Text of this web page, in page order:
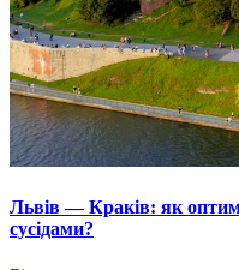
Львів — Краків: як
сусідами?